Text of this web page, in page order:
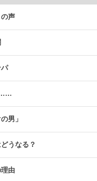
声
……
男」
うなる？
由